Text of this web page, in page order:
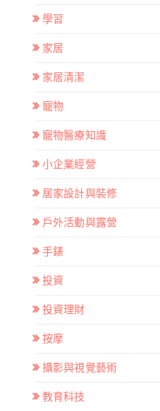
學習
家居
家居清潔
寵物
寵物醫療知識
小企業經營
居家設計與裝修
戶外活動與露營
手錶
投資
投資理財
按摩
攝影與視覺藝術
教育科技